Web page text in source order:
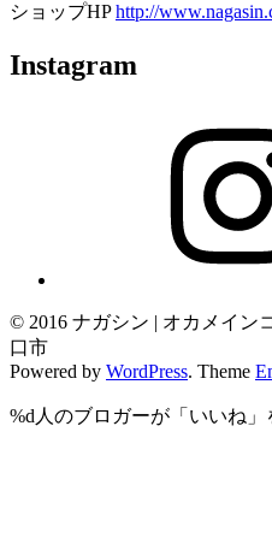
ショップHPhttp://
Instagram
© 2016 ナガシン | オカメイン
口市
Powered by WordPress. Theme
%d 人のブロガーが「いいね」